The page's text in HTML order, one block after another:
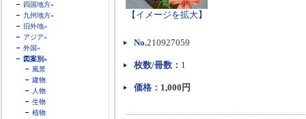
四国地方»
九州地方»
旧外地»
アジア»
外国»
図案別»
風景
建物
人物
生物
植物
【イメージを拡大】
No.210927059
枚数/冊数： 1
価格： 1,000円